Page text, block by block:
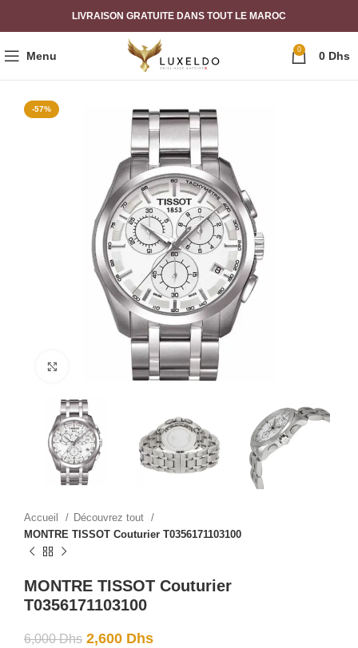
LIVRAISON GRATUITE DANS TOUT LE MAROC
Menu 0 0 Dhs
-57%
Click to enlarge
Accueil
Découvrez tout
MONTRE TISSOT Couturier T0356171103100
MONTRE TISSOT Couturier
T0356171103100
6,000Dhs 2,600 Dhs